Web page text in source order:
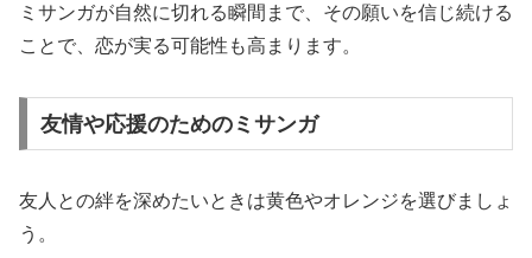
ミサンガが自然に切れる瞬間まで、その願いを信じ続ける
ことで、恋が実る可能性も高まります。
友情や応援のためのミサンガ
友人との絆を深めたいときは黄色やオレンジを選びましょ
う。